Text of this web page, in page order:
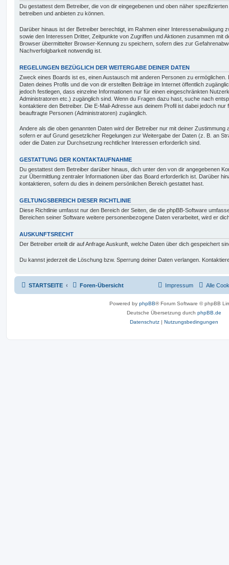
Du gestattest dem Betreiber, die von dir eingegebenen und oben näher
betreiben und anbieten zu können.
Darüber hinaus ist der Betreiber berechtigt, im Rahmen einer Interessenabwägung
sowie den Interessen Dritter, Zeitpunkte von Zugriffen und Aktionen zusammen mit
Browser übermittelter Browser-Kennung zu speichern, sofern dies zur
Nachverfolgbarkeit notwendig ist.
REGELUNGEN BEZÜGLICH DER WEITERGABE DEINER DATEN
Zweck eines Boards ist es, einen Austausch mit anderen Personen zu
Daten deines Profils und die von dir erstellten Beiträge im Internet öffentlich
jedoch festlegen, dass einzelne Informationen nur für einen eingeschränkten
Administratoren etc.) zugänglich sind. Wenn du Fragen dazu hast, suche nach
kontaktiere den Betreiber. Die E-Mail-Adresse aus deinem Profil ist dabei jedoch nur
beauftragte Personen (Administratoren) zugänglich.
Andere als die oben genannten Daten wird der Betreiber nur mit deiner Zustimmung
sofern er auf Grund gesetzlicher Regelungen zur Weitergabe der Daten (z. B. an
oder die Daten zur Durchsetzung rechtlicher Interessen erforderlich sind.
GESTATTUNG DER KONTAKTAUFNAHME
Du gestattest dem Betreiber darüber hinaus, dich unter den von dir angegebenen
zur Übermittlung zentraler Informationen über das Board erforderlich ist. Darüber
kontaktieren, sofern du dies in deinem persönlichen Bereich gestattet hast.
GELTUNGSBEREICH DIESER RICHTLINIE
Diese Richtlinie umfasst nur den Bereich der Seiten, die die phpBB-Software
Bereichen seiner Software weitere personenbezogene Daten verarbeitet, wird er
AUSKUNFTSRECHT
Der Betreiber erteilt dir auf Anfrage Auskunft, welche Daten über dich gespeichert
Du kannst jederzeit die Löschung bzw. Sperrung deiner Daten verlangen.
STARTSEITE Foren-Übersicht Alle
Impressum
Powered by phpBB® Forum Software © phpBB
Deutsche Übersetzung durch phpBB.de
Datenschutz | Nutzungsbedingungen